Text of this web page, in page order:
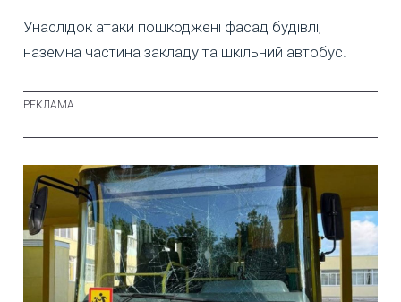
Унаслідок атаки пошкоджені фасад будівлі,
наземна частина закладу та шкільний автобус.